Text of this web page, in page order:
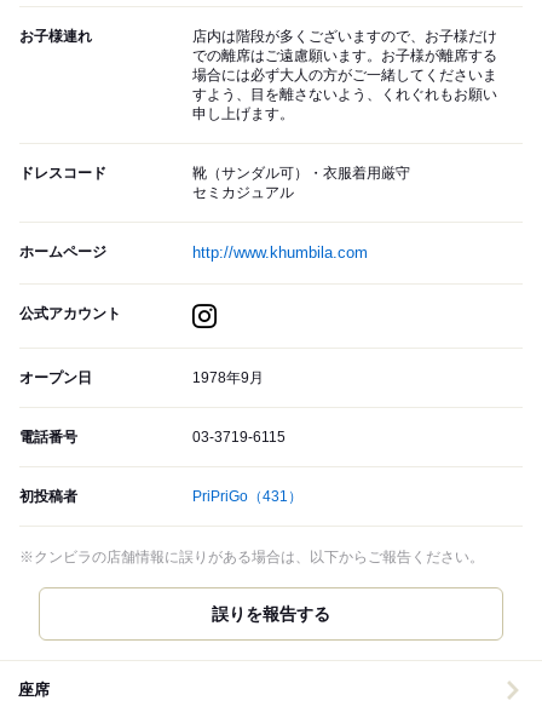
お子様連れ
店内は階段が多くございますので、お子様だけ
での離席はご遠慮願います。お子様が離席する
場合には必ず大人の方がご一緒してくださいま
すよう、目を離さないよう、くれぐれもお願い
申し上げます。
ドレスコード
靴（サンダル可）・衣服着用厳守
セミカジュアル
ホームページ http://www.khumbila.com
公式アカウント
オープン日 1978年9月
電話番号 03-3719-6115
初投稿者 PriPriGo （431）
※クンビラの店舗情報に誤りがある場合は、以下からご報告ください。
誤りを報告する
座席